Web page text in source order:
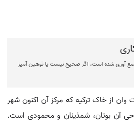
آوری شده است، اگر صحیح نیست یا توهین آمیز
از خاک ترکیه که مرکز آن اکنون شهر
آن بوتان، شمذینان و محمودی است.